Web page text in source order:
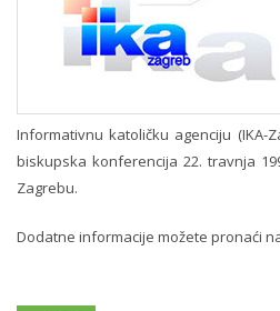
Informativnu katoličku agenciju (IKA-
biskupska konferencija 22. travnja
Zagrebu.
Dodatne informacije možete pronaći